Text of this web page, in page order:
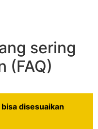
sering
(FAQ)
disesuaikan